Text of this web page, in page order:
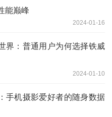
能巅峰
2024-01-16
界：普通用户为何选择铁威
2024-01-10
手机摄影爱好者的随身数据